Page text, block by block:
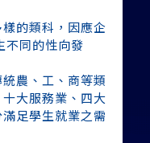
的類科，因應企
不同的性向發
農、工、商等類
大服務業、四大
足學生就業之需